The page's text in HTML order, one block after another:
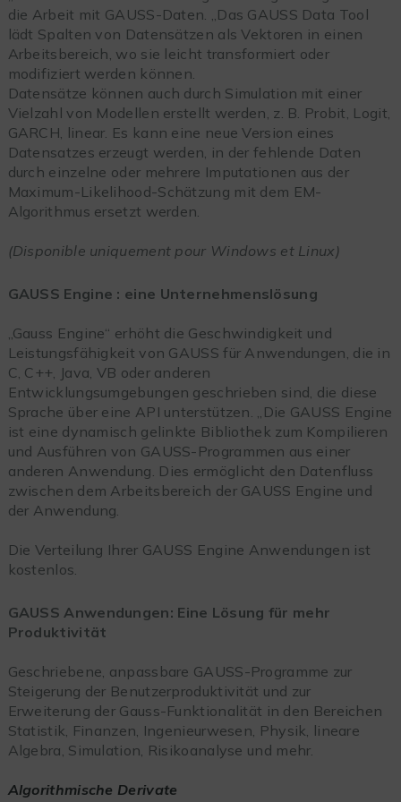
die Arbeit mit GAUSS-Daten. „Das GAUSS Data Tool
lädt Spalten von Datensätzen als Vektoren in einen
Arbeitsbereich, wo sie leicht transformiert oder
modifiziert werden können.
Datensätze können auch durch Simulation mit einer
Vielzahl von Modellen erstellt werden, z. B. Probit, Logit,
GARCH, linear. Es kann eine neue Version eines
Datensatzes erzeugt werden, in der fehlende Daten
durch einzelne oder mehrere Imputationen aus der
Maximum-Likelihood-Schätzung mit dem EM-
Algorithmus ersetzt werden.
(Disponible uniquement pour Windows et Linux)
GAUSS Engine : eine Unternehmenslösung
„Gauss Engine“ erhöht die Geschwindigkeit und
Leistungsfähigkeit von GAUSS für Anwendungen, die in
C, C++, Java, VB oder anderen
Entwicklungsumgebungen geschrieben sind, die diese
Sprache über eine API unterstützen. „Die GAUSS Engine
ist eine dynamisch gelinkte Bibliothek zum Kompilieren
und Ausführen von GAUSS-Programmen aus einer
anderen Anwendung. Dies ermöglicht den Datenfluss
zwischen dem Arbeitsbereich der GAUSS Engine und
der Anwendung.
Die Verteilung Ihrer GAUSS Engine Anwendungen ist
kostenlos.
GAUSS Anwendungen: Eine Lösung für mehr
Produktivität
Geschriebene, anpassbare GAUSS-Programme zur
Steigerung der Benutzerproduktivität und zur
Erweiterung der Gauss-Funktionalität in den Bereichen
Statistik, Finanzen, Ingenieurwesen, Physik, lineare
Algebra, Simulation, Risikoanalyse und mehr.
Algorithmische Derivate